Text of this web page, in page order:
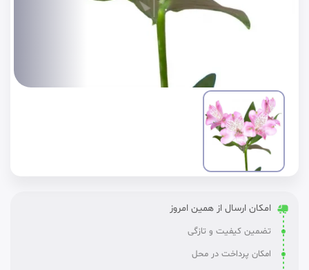
امکان ارسال از همین امروز
تضمین کیفیت و تازگی
امکان پرداخت در محل